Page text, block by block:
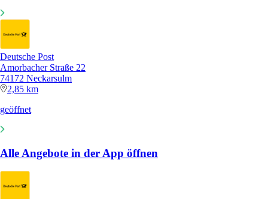
Deutsche Post
Amorbacher Straße 22
74172 Neckarsulm
2,85 km
geöffnet
Alle Angebote in der App öffnen